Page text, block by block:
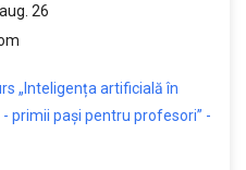
26
„Inteligența artificială în
primii pași pentru profesori” -